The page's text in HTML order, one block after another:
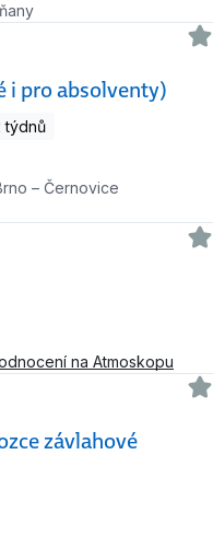
i pro absolventy)
týdnů
– Černovice
na Atmoskopu
závlahové